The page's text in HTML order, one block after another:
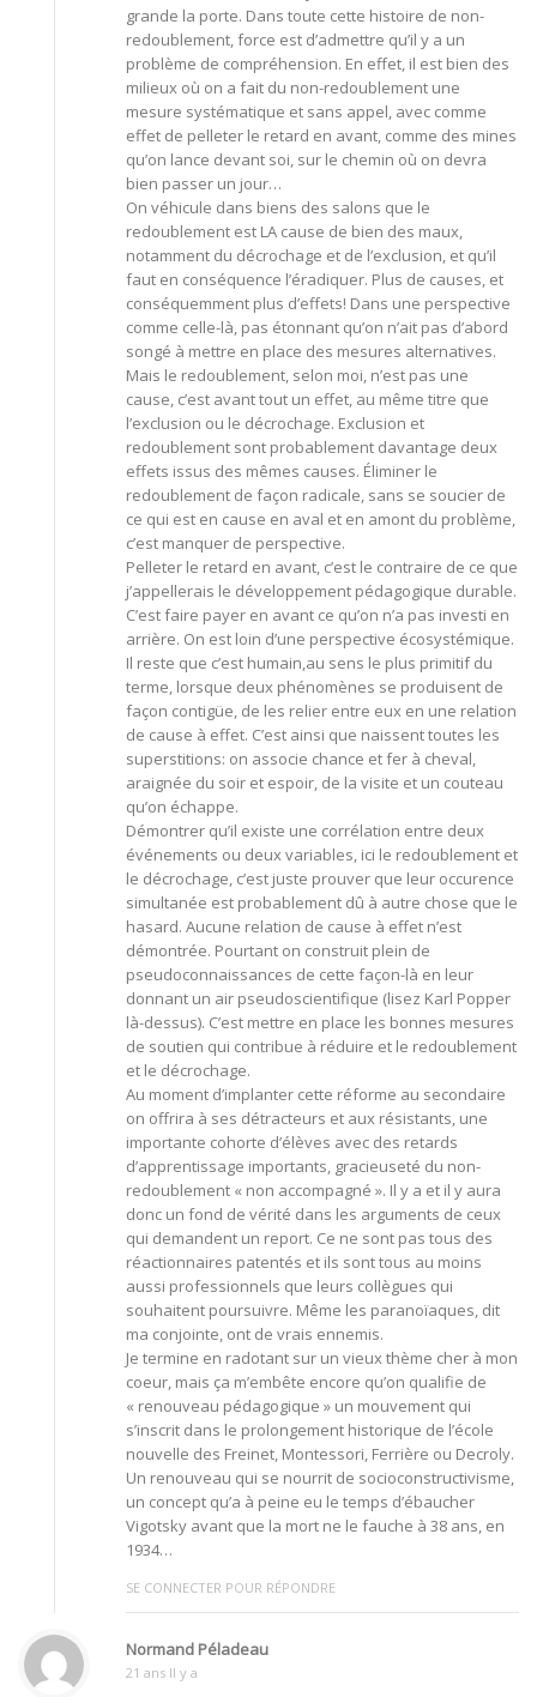
grande la porte. Dans toute cette histoire de non-
redoublement, force est d’admettre qu’il y a un
problème de compréhension. En effet, il est bien des
milieux où on a fait du non-redoublement une
mesure systématique et sans appel, avec comme
effet de pelleter le retard en avant, comme des mines
qu’on lance devant soi, sur le chemin où on devra
bien passer un jour…
On véhicule dans biens des salons que le
redoublement est LA cause de bien des maux,
notamment du décrochage et de l’exclusion, et qu’il
faut en conséquence l’éradiquer. Plus de causes, et
conséquemment plus d’effets! Dans une perspective
comme celle-là, pas étonnant qu’on n’ait pas d’abord
songé à mettre en place des mesures alternatives.
Mais le redoublement, selon moi, n’est pas une
cause, c’est avant tout un effet, au même titre que
l’exclusion ou le décrochage. Exclusion et
redoublement sont probablement davantage deux
effets issus des mêmes causes. Éliminer le
redoublement de façon radicale, sans se soucier de
ce qui est en cause en aval et en amont du problème,
c’est manquer de perspective.
Pelleter le retard en avant, c’est le contraire de ce que
j’appellerais le développement pédagogique durable.
C’est faire payer en avant ce qu’on n’a pas investi en
arrière. On est loin d’une perspective écosystémique.
Il reste que c’est humain,au sens le plus primitif du
terme, lorsque deux phénomènes se produisent de
façon contigüe, de les relier entre eux en une relation
de cause à effet. C’est ainsi que naissent toutes les
superstitions: on associe chance et fer à cheval,
araignée du soir et espoir, de la visite et un couteau
qu’on échappe.
Démontrer qu’il existe une corrélation entre deux
événements ou deux variables, ici le redoublement et
le décrochage, c’est juste prouver que leur occurence
simultanée est probablement dû à autre chose que le
hasard. Aucune relation de cause à effet n’est
démontrée. Pourtant on construit plein de
pseudoconnaissances de cette façon-là en leur
donnant un air pseudoscientifique (lisez Karl Popper
là-dessus). C’est mettre en place les bonnes mesures
de soutien qui contribue à réduire et le redoublement
et le décrochage.
Au moment d’implanter cette réforme au secondaire
on offrira à ses détracteurs et aux résistants, une
importante cohorte d’élèves avec des retards
d’apprentissage importants, gracieuseté du non-
redoublement « non accompagné ». Il y a et il y aura
donc un fond de vérité dans les arguments de ceux
qui demandent un report. Ce ne sont pas tous des
réactionnaires patentés et ils sont tous au moins
aussi professionnels que leurs collègues qui
souhaitent poursuivre. Même les paranoïaques, dit
ma conjointe, ont de vrais ennemis.
Je termine en radotant sur un vieux thème cher à mon
coeur, mais ça m’embête encore qu’on qualifie de
« renouveau pédagogique » un mouvement qui
s’inscrit dans le prolongement historique de l’école
nouvelle des Freinet, Montessori, Ferrière ou Decroly.
Un renouveau qui se nourrit de socioconstructivisme,
un concept qu’a à peine eu le temps d’ébaucher
Vigotsky avant que la mort ne le fauche à 38 ans, en
1934…
SE CONNECTER POUR RÉPONDRE
Normand Péladeau
21 ans Il y a